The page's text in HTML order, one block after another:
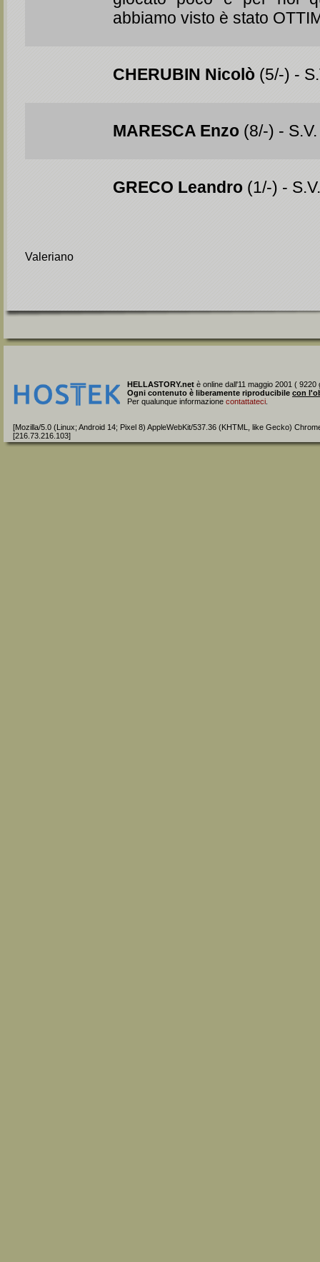
abbiamo visto è stato
CHERUBIN Nicolò (5/-) -
MARESCA Enzo (8/-) - S.V.
GRECO Leandro (1/-) - S.V.
Valeriano
HELLASTORY.net è online dall'11 maggio 2001 ( 9220
Ogni contenuto è liberamente riproducibile con
Per qualunque informazione contattateci.
[Mozilla/5.0 (Linux; Android 14; Pixel 8) AppleWebKit/537.36 (KHTML, like Gecko)
[216.73.216.103]